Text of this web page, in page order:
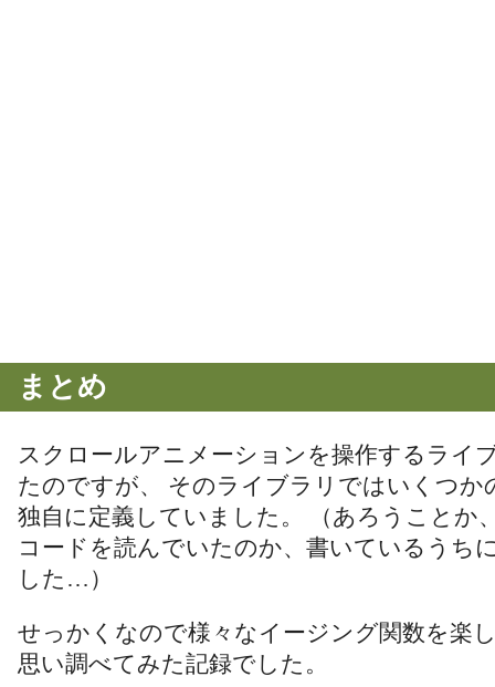
まとめ
スクロールアニメーションを操作するライ
たのですが、 そのライブラリではいくつか
独自に定義していました。 （あろうことか
コードを読んでいたのか、書いているうち
した…）
せっかくなので様々なイージング関数を楽
思い調べてみた記録でした。